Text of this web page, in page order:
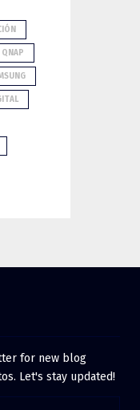
QNAP
for new blog
Let's stay updated!